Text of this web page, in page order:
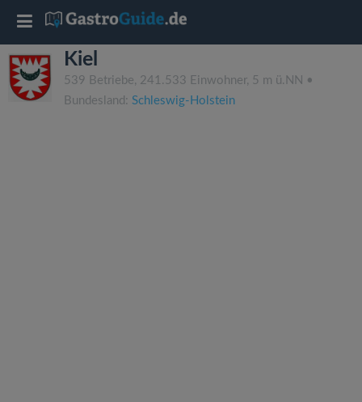
Kiel
539 Betriebe, 241.533 Einwohner, 5 m ü.NN •
Bundesland: Schleswig-Holstein
T
o